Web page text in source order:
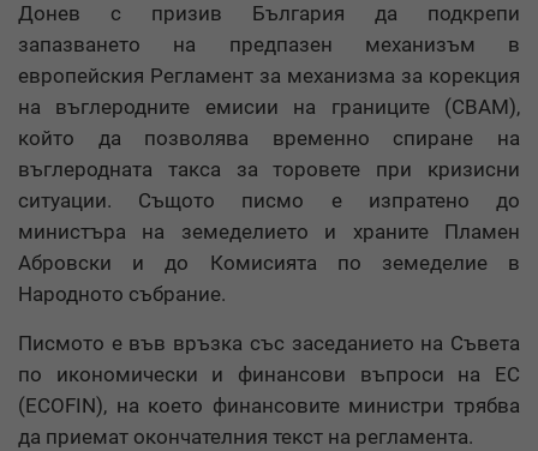
Донев с призив България да подкрепи
запазването на предпазен механизъм в
европейския Регламент за механизма за корекция
на въглеродните емисии на границите (CBAM),
който да позволява временно спиране на
въглеродната такса за торовете при кризисни
ситуации. Същото писмо е изпратено до
министъра на земеделието и храните Пламен
Абровски и до Комисията по земеделие в
Народното събрание.
Писмото е във връзка със заседанието на Съвета
по икономически и финансови въпроси на ЕС
(ECOFIN), на което финансовите министри трябва
да приемат окончателния текст на регламента.